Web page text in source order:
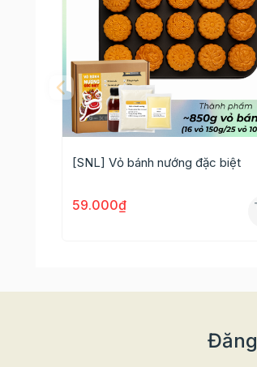
[SNL] Vỏ bánh nướng đặc biệt
59.000₫